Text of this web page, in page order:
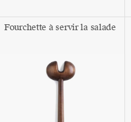
Fourchette à servir la salade